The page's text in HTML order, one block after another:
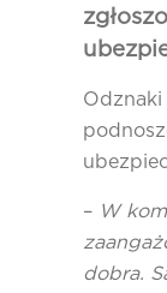
Odznaki
– W
dobra.